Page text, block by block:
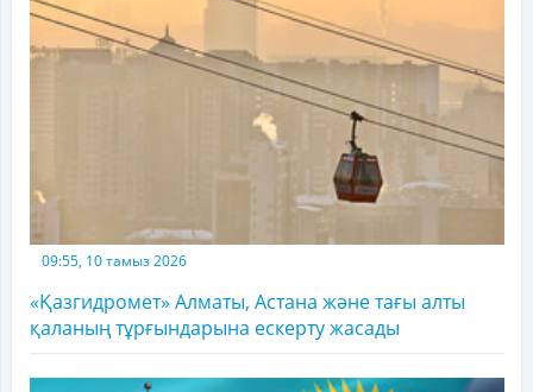
09:55, 10 тамыз 2026
«Қазгидромет» Алматы, Астана және тағы алты
қаланың тұрғындарына ескерту жасады